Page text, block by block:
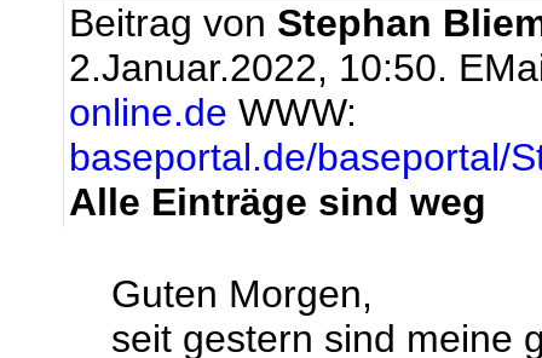
Beitrag von Stephan
2.Januar.2022, 10:50.
online.de WWW:
baseportal.de/baseportal/
Alle Einträge sind weg
Guten Morgen,
seit gestern sind meine